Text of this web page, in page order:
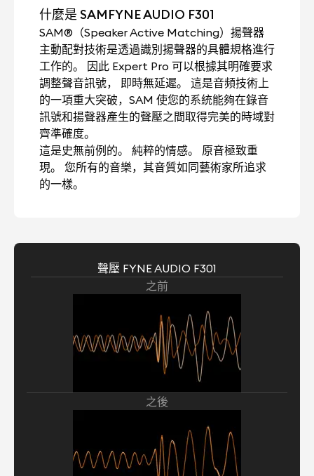
什麼是 SAMFYNE AUDIO F301
SAM®（Speaker Active Matching）揚聲器
主動配對技術是透過識別揚聲器的具體規格進行
工作的。 因此 Expert Pro 可以根據其明確要求
調整聲音訊號， 即時無延遲。 這是音頻技術上
的一項重大突破，SAM 使您的系統能夠在錄音
訊號和揚聲器產生的聲壓之間取得完美的時域對
齊準確度。
這是史無前例的。 純粹的情感。 原音極致重
現。 您所有的音樂，其音質如同藝術家所追求
的一樣。
聲壓 FYNE AUDIO F301
之前
之後